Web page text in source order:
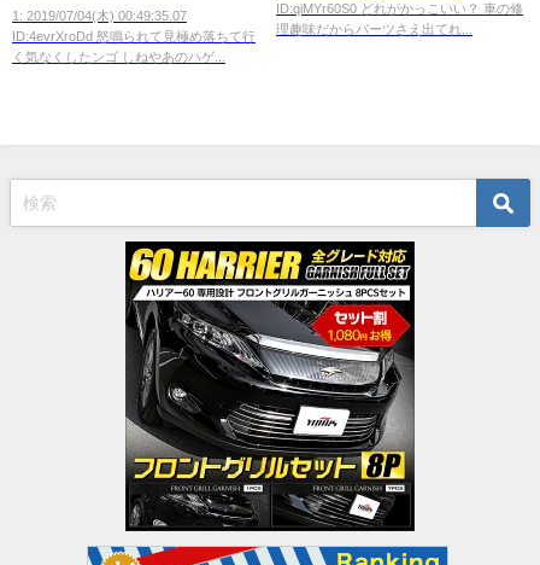
1: 2019/07/04(木) 00:49:35.07
ID:4evrXroDd 怒鳴られて見極め落ちて行
く気なくしたンゴ しねやあのハゲ...
ID:qiMYr60S0 どれがかっこいい？ 車の修
理趣味だからパーツさえ出てれ...